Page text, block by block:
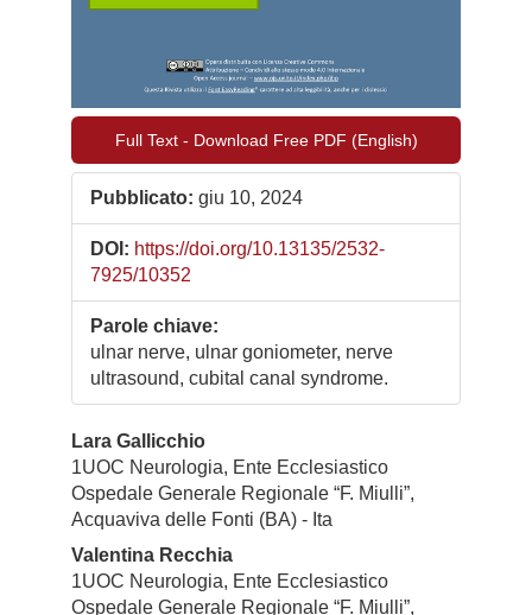
Full Text - Download Free PDF (English)
Pubblicato: giu 10, 2024
DOI: https://doi.org/10.13135/2532-
7925/10352
Parole chiave:
ulnar nerve, ulnar goniometer, nerve
ultrasound, cubital canal syndrome.
Contenuto
principale
dell'articolo
Lara Gallicchio
1UOC Neurologia, Ente Ecclesiastico
Ospedale Generale Regionale “F. Miulli”,
Acquaviva delle Fonti (BA) - Ita
Valentina Recchia
1UOC Neurologia, Ente Ecclesiastico
Ospedale Generale Regionale “F. Miulli”,